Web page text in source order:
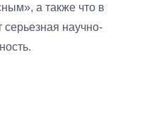
а также что в
серьезная научно-